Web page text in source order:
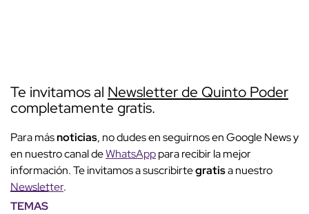
Te invitamos al Newsletter de Quinto Poder
completamente gratis.
Para másnoticias, no dudes en seguirnos en Google News y
en nuestro canal deWhatsApppara recibir la mejor
información. Te invitamos a suscribirtegratisa nuestro
Newsletter.
TEMAS